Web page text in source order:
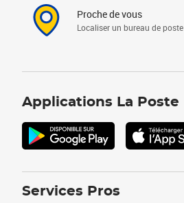
Proche de vous
Localiser un bureau de poste
Applications La Poste
Services Pros